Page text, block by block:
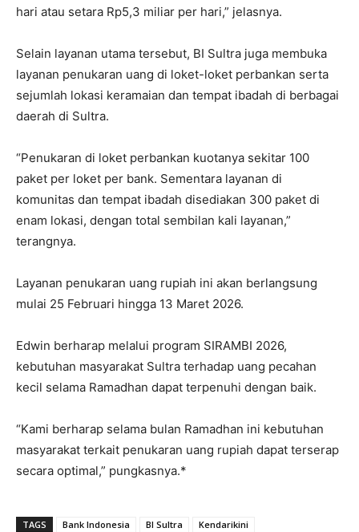
hari atau setara Rp5,3 miliar per hari,” jelasnya.
Selain layanan utama tersebut, BI Sultra juga membuka
layanan penukaran uang di loket-loket perbankan serta
sejumlah lokasi keramaian dan tempat ibadah di berbagai
daerah di Sultra.
“Penukaran di loket perbankan kuotanya sekitar 100
paket per loket per bank. Sementara layanan di
komunitas dan tempat ibadah disediakan 300 paket di
enam lokasi, dengan total sembilan kali layanan,”
terangnya.
Layanan penukaran uang rupiah ini akan berlangsung
mulai 25 Februari hingga 13 Maret 2026.
Edwin berharap melalui program SIRAMBI 2026,
kebutuhan masyarakat Sultra terhadap uang pecahan
kecil selama Ramadhan dapat terpenuhi dengan baik.
“Kami berharap selama bulan Ramadhan ini kebutuhan
masyarakat terkait penukaran uang rupiah dapat terserap
secara optimal,” pungkasnya.*
TAGS Bank Indonesia BI Sultra Kendarikini